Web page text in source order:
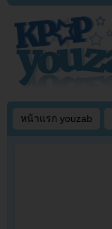
หน้าแรก youzab